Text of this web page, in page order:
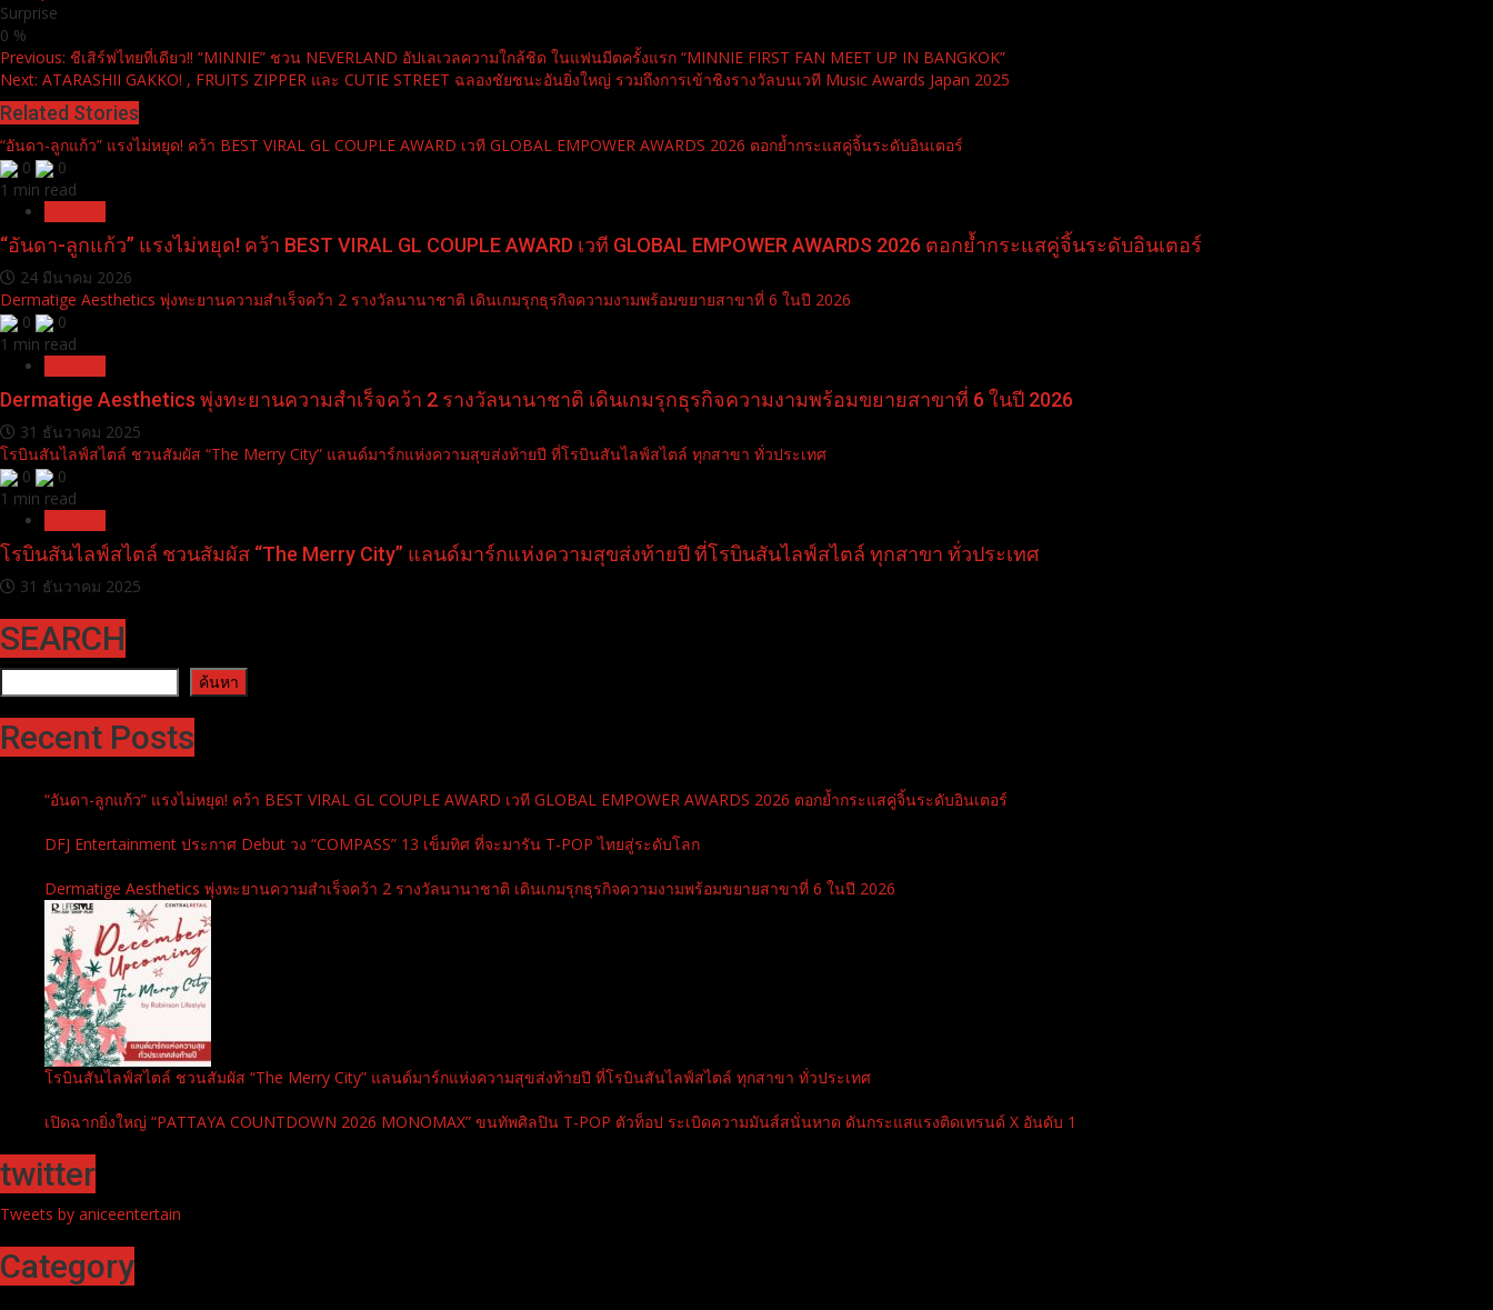
Surprise
0 %
Continue
Reading
Previous: ชีเสิร์ฟไทยที่เดียว!! “MINNIE” ชวน NEVERLAND อัปเลเวลความใกล้ชิด ในแฟนมีตครั้งแรก “MINNIE FIRST FAN MEET UP IN BANGKOK”
Next: ATARASHII GAKKO! , FRUITS ZIPPER และ CUTIE STREET ฉลองชัยชนะอันยิ่งใหญ่ รวมถึงการเข้าชิงรางวัลบนเวที Music Awards Japan 2025
Related Stories
“อันดา-ลูกแก้ว” แรงไม่หยุด! คว้า BEST VIRAL GL COUPLE AWARD เวที GLOBAL EMPOWER AWARDS 2026 ตอกย้ำกระแสคู่จิ้นระดับอินเตอร์
0
0
1 min read
“อันดา-ลูกแก้ว” แรงไม่หยุด! คว้า BEST VIRAL GL COUPLE AWARD เวที GLOBAL EMPOWER AWARDS 2026 ตอกย้ำกระแสคู่จิ้นระดับอินเตอร์
24 มีนาคม 2026
Dermatige Aesthetics พุ่งทะยานความสำเร็จคว้า 2 รางวัลนานาชาติ เดินเกมรุกธุรกิจความงามพร้อมขยายสาขาที่ 6 ในปี 2026
0
0
1 min read
Dermatige Aesthetics พุ่งทะยานความสำเร็จคว้า 2 รางวัลนานาชาติ เดินเกมรุกธุรกิจความงามพร้อมขยายสาขาที่ 6 ในปี 2026
31 ธันวาคม 2025
โรบินสันไลฟ์สไตล์ ชวนสัมผัส “The Merry City” แลนด์มาร์กแห่งความสุขส่งท้ายปี ที่โรบินสันไลฟ์สไตล์ ทุกสาขา ทั่วประเทศ
0
0
1 min read
โรบินสันไลฟ์สไตล์ ชวนสัมผัส “The Merry City” แลนด์มาร์กแห่งความสุขส่งท้ายปี ที่โรบินสันไลฟ์สไตล์ ทุกสาขา ทั่วประเทศ
31 ธันวาคม 2025
SEARCH
ค้นหา ค้นหา
Recent Posts
“อันดา-ลูกแก้ว” แรงไม่หยุด! คว้า BEST VIRAL GL COUPLE AWARD เวที GLOBAL EMPOWER AWARDS 2026 ตอกย้ำกระแสคู่จิ้นระดับอินเตอร์
DFJ Entertainment ประกาศ Debut วง “COMPASS” 13 เข็มทิศ ที่จะมารัน T-POP ไทยสู่ระดับโลก
Dermatige Aesthetics พุ่งทะยานความสำเร็จคว้า 2 รางวัลนานาชาติ เดินเกมรุกธุรกิจความงามพร้อมขยายสาขาที่ 6 ในปี 2026
โรบินสันไลฟ์สไตล์ ชวนสัมผัส “The Merry City” แลนด์มาร์กแห่งความสุขส่งท้ายปี ที่โรบินสันไลฟ์สไตล์ ทุกสาขา ทั่วประเทศ
เปิดฉากยิ่งใหญ่ “PATTAYA COUNTDOWN 2026 MONOMAX” ขนทัพศิลปิน T-POP ตัวท็อป ระเบิดความมันส์สนั่นหาด ดันกระแสแรงติดเทรนด์ X อันดับ 1
twitter
Tweets by aniceentertain
Category